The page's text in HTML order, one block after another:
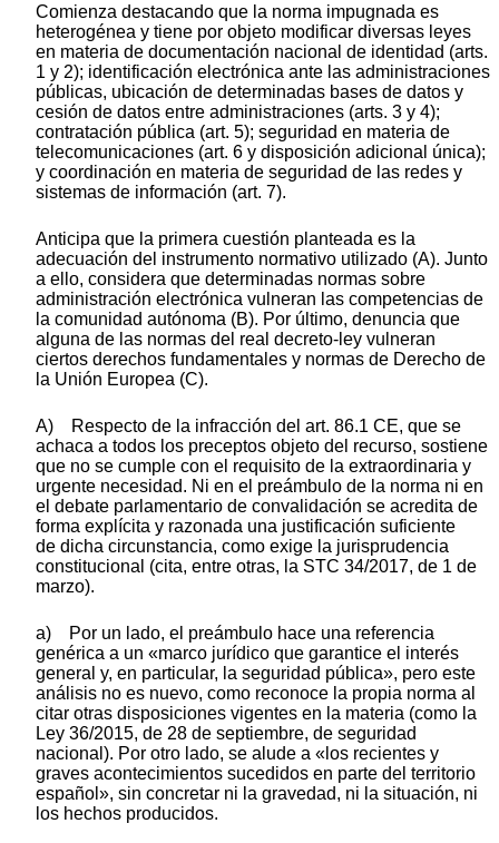
Comienza destacando que la norma impugnada es
heterogénea y tiene por objeto modificar diversas leyes
en materia de documentación nacional de identidad (arts.
1 y 2); identificación electrónica ante las administraciones
públicas, ubicación de determinadas bases de datos y
cesión de datos entre administraciones (arts. 3 y 4);
contratación pública (art. 5); seguridad en materia de
telecomunicaciones (art. 6 y disposición adicional única);
y coordinación en materia de seguridad de las redes y
sistemas de información (art. 7).
Anticipa que la primera cuestión planteada es la
adecuación del instrumento normativo utilizado (A). Junto
a ello, considera que determinadas normas sobre
administración electrónica vulneran las competencias de
la comunidad autónoma (B). Por último, denuncia que
alguna de las normas del real decreto-ley vulneran
ciertos derechos fundamentales y normas de Derecho de
la Unión Europea (C).
A) Respecto de la infracción del art. 86.1 CE, que se
achaca a todos los preceptos objeto del recurso, sostiene
que no se cumple con el requisito de la extraordinaria y
urgente necesidad. Ni en el preámbulo de la norma ni en
el debate parlamentario de convalidación se acredita de
forma explícita y razonada una justificación suficiente
de dicha circunstancia, como exige la jurisprudencia
constitucional (cita, entre otras, la STC 34/2017, de 1 de
marzo).
a) Por un lado, el preámbulo hace una referencia
genérica a un «marco jurídico que garantice el interés
general y, en particular, la seguridad pública», pero este
análisis no es nuevo, como reconoce la propia norma al
citar otras disposiciones vigentes en la materia (como la
Ley 36/2015, de 28 de septiembre, de seguridad
nacional). Por otro lado, se alude a «los recientes y
graves acontecimientos sucedidos en parte del territorio
español», sin concretar ni la gravedad, ni la situación, ni
los hechos producidos.